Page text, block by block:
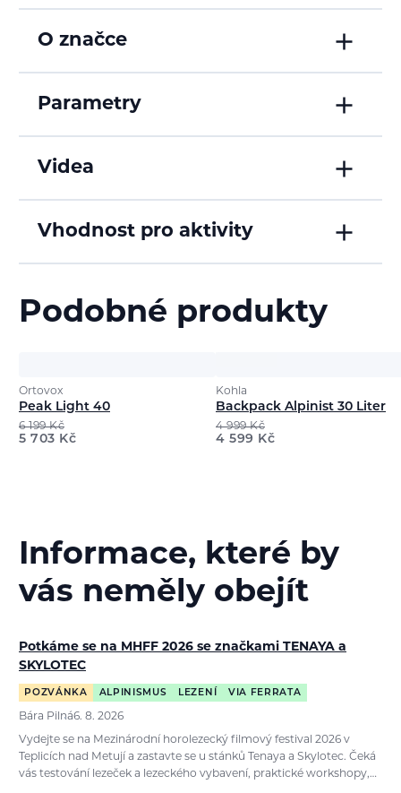
O značce
Parametry
Videa
Vhodnost pro aktivity
Podobné produkty
Ortovox
Peak Light 40
6 199Kč
5 703 Kč
Kohla
Backpack Alpinist 30 Liter
4 999Kč
4 599 Kč
Informace, které by
vás neměly obejít
Potkáme se na MHFF 2026 se značkami TENAYA a
SKYLOTEC
POZVÁNKA ALPINISMUS LEZENÍ VIA FERRATA
Bára Pilná6. 8. 2026
Vydejte se na Mezinárodní horolezecký filmový festival 2026 v
Teplicích nad Metují a zastavte se u stánků Tenaya a Skylotec. Čeká
vás testování lezeček a lezeckého vybavení, praktické workshopy,…